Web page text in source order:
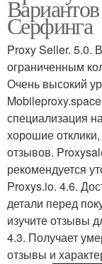
Серфинга
Proxy Seller. 5.0.
ограниченным
Очень высокий
специализация
хорошие
отзывов.
рекомендуется
Proxys.io. 4.6.
детали перед
изучите отзывы
4.3. Получает
отзывы и